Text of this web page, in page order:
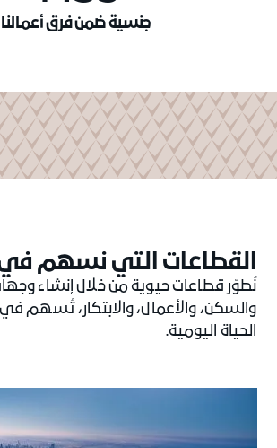
جنسية ضمن فرق أعمالنا
القطاعات التي نُسهم
نُطوّر قطاعات حيوية من خلال إنشاء
والسكن، والأعمال، والابتكار، تُسهم في
الحياة اليومية.